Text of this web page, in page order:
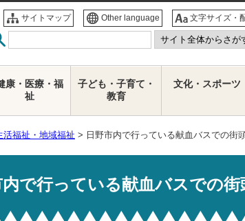
サイトマップ Other language 文字サイズ・
康・医療・福
祉
子ども・子育て・
教育
文化・スポーツ
活福祉・地域福祉 > 日野市内で行っている献血バスでの街
内で行っている献血バスでの